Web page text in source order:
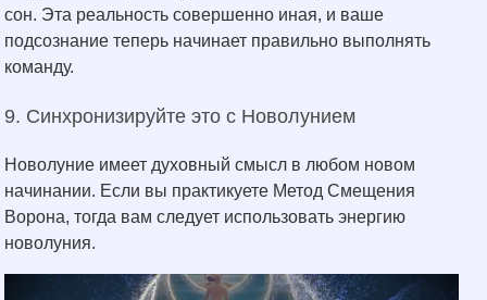
сон. Эта реальность совершенно иная, и ваше
подсознание теперь начинает правильно выполнять
команду.
9. Синхронизируйте это с Новолунием
Новолуние имеет духовный смысл в любом новом
начинании. Если вы практикуете Метод Смещения
Ворона, тогда вам следует использовать энергию
новолуния.